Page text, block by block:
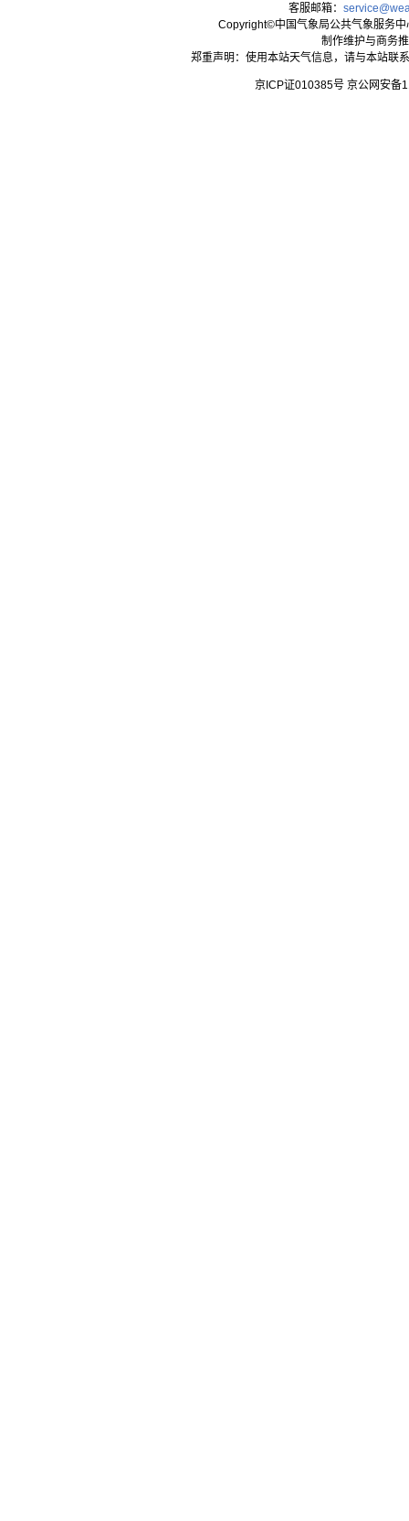
客服邮箱：
Copyright©中国气象局公共气象服务
制作维护与商务
郑重声明：使用本站天气信息，请与本站联
京ICP证010385号 京公网安备